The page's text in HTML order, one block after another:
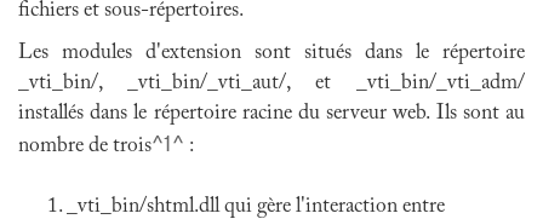
fichiers et sous-répertoires.
Les modules d'extension sont situés dans le répertoire
_vti_bin/, _vti_bin/_vti_aut/, et _vti_bin/_vti_adm/
installés dans le répertoire racine du serveur web. Ils sont au
nombre de trois^1^ :
_vti_bin/shtml.dll qui gère l'interaction entre